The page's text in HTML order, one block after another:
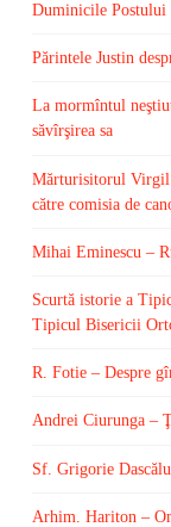
Duminicile Postului
Părintele Justin
La mormîntul
săvîrşirea sa
Mărturisitorul Virgil
către comisia de
Mihai Eminescu –
Scurtă istorie a
Tipicul Bisericii
R. Fotie – Despre
Andrei Ciurunga –
Sf. Grigorie
Arhim. Hariton –